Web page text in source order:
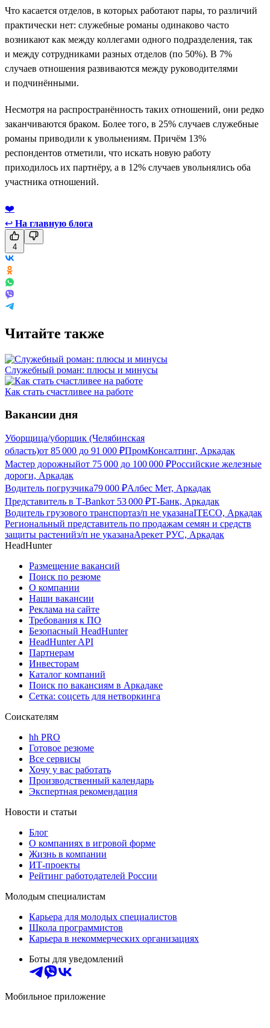
Что касается отделов, в которых работают пары, то различий
практически нет: служебные романы одинаково часто
возникают как между коллегами одного подразделения, так
и между сотрудниками разных отделов (по 50%). В 7%
случаев отношения развиваются между руководителями
и подчинёнными.
Несмотря на распространённость таких отношений, они редко
заканчиваются браком. Более того, в 25% случаев служебные
романы приводили к увольнениям. Причём 13%
респондентов отметили, что искать новую работу
приходилось их партнёру, а в 12% случаев увольнялись оба
участника отношений.
❤️
↩ На главную блога
4
Читайте также
Служебный роман: плюсы и минусы
Как стать счастливее на работе
Вакансии дня
Уборщица/уборщик (Челябинская
область)от 85 000 до 91 000 ₽ПромКонсалтинг, Аркадак
Мастер дорожныйот 75 000 до 100 000 ₽Российские железные
дороги, Аркадак
Водитель погрузчика79 000 ₽Албес Мет, Аркадак
Представитель в Т-Bankот 53 000 ₽Т-Банк, Аркадак
Водитель грузового транспортаз/п не указанаITECO, Аркадак
Региональный представитель по продажам семян и средств
защиты растенийз/п не указанаАрекет РУС, Аркадак
HeadHunter
Размещение вакансий
Поиск по резюме
О компании
Наши вакансии
Реклама на сайте
Требования к ПО
Безопасный HeadHunter
HeadHunter API
Партнерам
Инвесторам
Каталог компаний
Поиск по вакансиям в Аркадаке
Сетка: соцсеть для нетворкинга
Соискателям
hh PRO
Готовое резюме
Все сервисы
Хочу у вас работать
Производственный календарь
Экспертная рекомендация
Новости и статьи
Блог
О компаниях в игровой форме
Жизнь в компании
ИТ-проекты
Рейтинг работодателей России
Молодым специалистам
Карьера для молодых специалистов
Школа программистов
Карьера в некоммерческих организациях
Боты для уведомлений
Мобильное приложение